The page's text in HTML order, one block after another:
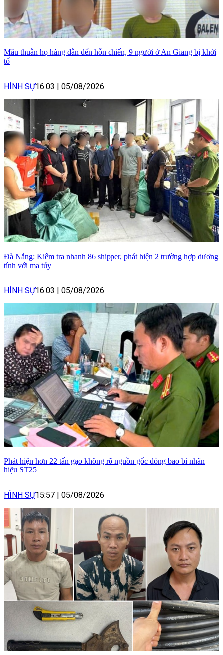
Mâu thuẫn họ hàng dẫn đến hỗn chiến, 9 người ở An Giang bị khởi
tố
HÌNH SỰ16:03 | 05/08/2026
Đà Nẵng: Kiểm tra nhanh 86 shipper, phát hiện 2 trường hợp dương
tính với ma túy
HÌNH SỰ16:03 | 05/08/2026
Phát hiện hơn 22 tấn gạo không rõ nguồn gốc đóng bao bì nhãn
hiệu ST25
HÌNH SỰ15:57 | 05/08/2026